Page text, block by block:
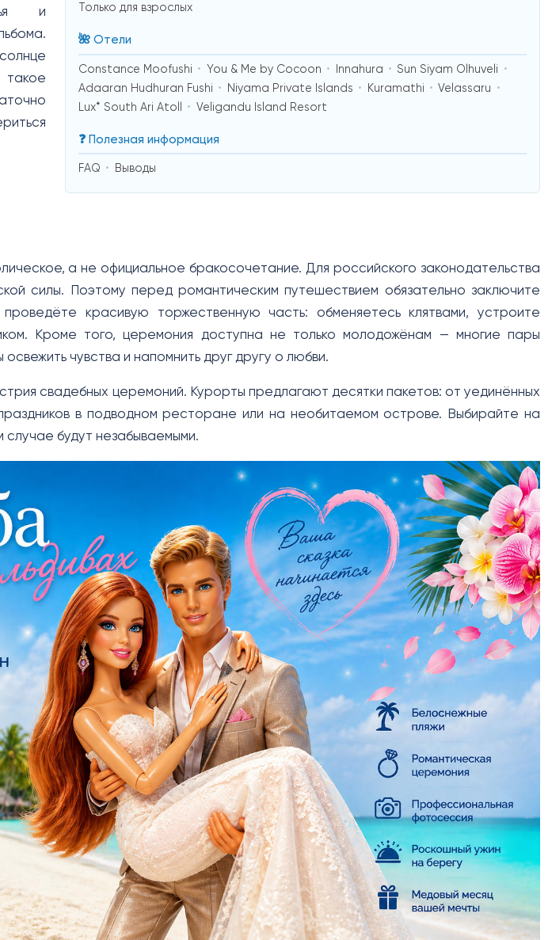
Только для взрослых
🌺 Отели
Constance Moofushi You & Me by Cocoon Innahura
Sun Siyam Olhuveli
Adaaran Hudhuran Fushi
Niyama Private Islands Kuramathi
Velassaru
Lux* South Ari Atoll
Veligandu Island Resort
❓ Полезная информация
FAQ Выводы
и
а не официальное бракосочетание. Для российского законодательства
силы. Поэтому перед романтическим путешествием обязательно заключите
красивую торжественную часть: обменяетесь клятвами, устроите
Кроме того, церемония доступна не только молодожёнам — многие пары
чувства и напомнить друг другу о любви.
свадебных церемоний. Курорты предлагают десятки пакетов: от уединённых
в подводном ресторане или на необитаемом острове. Выбирайте на
будут незабываемыми.